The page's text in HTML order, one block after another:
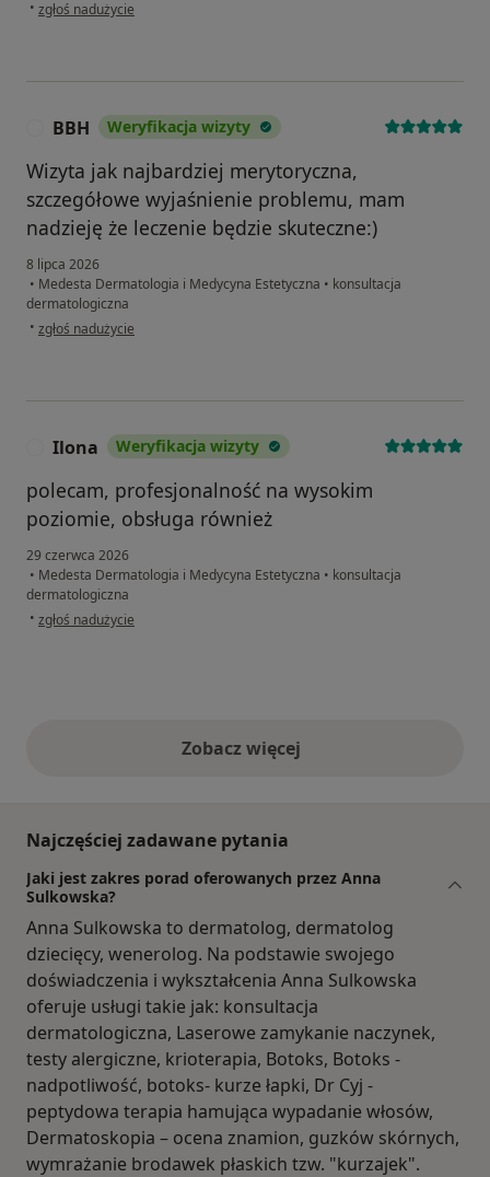
• zgłoś nadużycie
BBH Weryfikacja wizyty
Wizyta jak najbardziej merytoryczna,
szczegółowe wyjaśnienie problemu, mam
nadzieję że leczenie będzie skuteczne:)
8 lipca 2026
• Medesta Dermatologia i Medycyna Estetyczna • konsultacja
dermatologiczna
• w opinii użytkownika BBH
zgłoś nadużycie
Ilona Weryfikacja wizyty
polecam, profesjonalność na wysokim
poziomie, obsługa również
29 czerwca 2026
• Medesta Dermatologia i Medycyna Estetyczna • konsultacja
dermatologiczna
• w opinii użytkownika Ilona
zgłoś nadużycie
Zobacz więcejopinie powyżej
Najczęściej zadawane pytania
Jaki jest zakres porad oferowanych przez Anna
Sulkowska?
Anna Sulkowska to dermatolog, dermatolog
dziecięcy, wenerolog. Na podstawie swojego
doświadczenia i wykształcenia Anna Sulkowska
oferuje usługi takie jak: konsultacja
dermatologiczna, Laserowe zamykanie naczynek,
testy alergiczne, krioterapia, Botoks, Botoks -
nadpotliwość, botoks- kurze łapki, Dr Cyj -
peptydowa terapia hamująca wypadanie włosów,
Dermatoskopia – ocena znamion, guzków skórnych,
wymrażanie brodawek płaskich tzw. "kurzajek".